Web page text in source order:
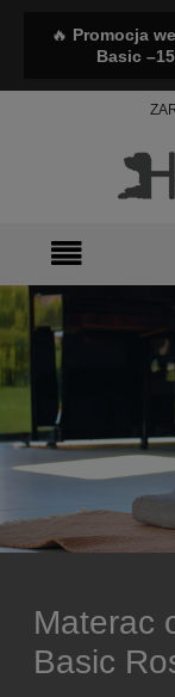
🔥 Promocja
Basic
Materac
Basic